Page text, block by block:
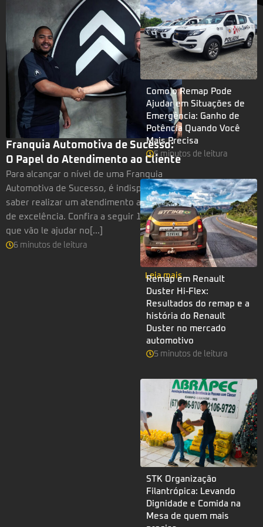
Franquia Automotiva de Sucesso:
O Papel do Atendimento ao Cliente
Para alcançar o nível de uma Franquia
Automotiva de Sucesso, é indispensável
saber realizar um atendimento ao cliente
de excelência. Confira a seguir 12 dicas
que vão le ajudar no[...]
6 minutos de leitura
Leia mais
Como o Remap Pode
Ajudar em Situações de
Emergência: Ganho de
Potência Quando Você
Mais Precisa
5 minutos de leitura
Remap em Renault
Duster Hi-Flex:
Resultados do remap e a
história do Renault
Duster no mercado
automotivo
5 minutos de leitura
STK Organização
Filantrópica: Levando
Dignidade e Comida na
Mesa de quem mais